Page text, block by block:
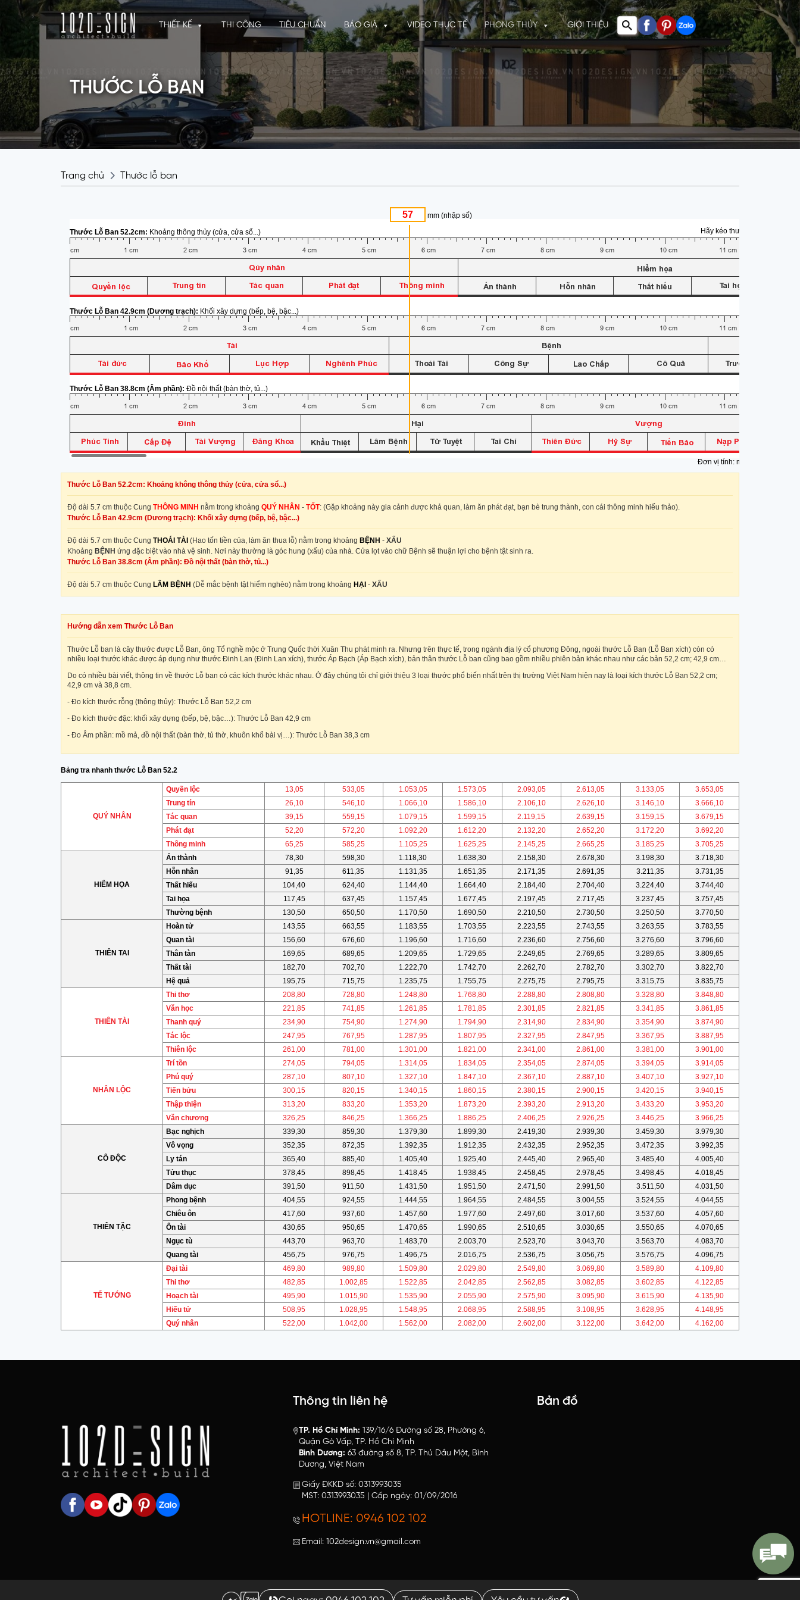
THIẾT KẾ THI CÔNG TIÊU CHUẨN BÁO GIÁ VIDEO THỰC TẾ PHONG THỦY GIỚI THIỆU
THƯỚC LỖ BAN
Trang chủ Thước lỗ ban
mm (nhập số)
Hãy kéo thước
Thước Lỗ Ban 52.2cm: Khoảng thông thủy (cửa, cửa sổ...)
Thước Lỗ Ban 42.9cm (Dương trạch): Khối xây dựng (bếp, bệ, bậc...)
Thước Lỗ Ban 38.8cm (Âm phần): Đồ nội thất (bàn thờ, tủ...)
Đơn vị tính: mm
Thước Lỗ Ban 52.2cm: Khoảng không thông thủy (cửa, cửa sổ...)
Độ dài 5.7 cm thuộc Cung THÔNG MINH nằm trong khoảng QUÝ NHÂN - TỐT: (Gặp khoảng này gia cảnh được khả quan, làm ăn phát đạt, bạn bè trung thành, con cái thông minh hiếu thảo).
Thước Lỗ Ban 42.9cm (Dương trạch): Khối xây dựng (bếp, bệ, bậc...)
Độ dài 5.7 cm thuộc Cung THOÁI TÀI (Hao tốn tiền của, làm ăn thua lỗ) nằm trong khoảng BỆNH - XẤU
Khoảng BỆNH ứng đặc biệt vào nhà vệ sinh. Nơi này thường là góc hung (xấu) của nhà. Cửa lọt vào chữ Bệnh sẽ thuận lợi cho bệnh tật sinh ra.
Thước Lỗ Ban 38.8cm (Âm phần): Đồ nội thất (bàn thờ, tủ...)
Độ dài 5.7 cm thuộc Cung LÂM BỆNH (Dễ mắc bệnh tật hiểm nghèo) nằm trong khoảng HẠI - XẤU
Hướng dẫn xem Thước Lỗ Ban
Thước Lỗ ban là cây thước được Lỗ Ban, ông Tổ nghề mộc ở Trung Quốc thời Xuân Thu phát minh ra. Nhưng trên thực tế, trong ngành địa lý cổ phương Đông, ngoài thước Lỗ Ban (Lỗ Ban xích) còn có
nhiều loại thước khác được áp dụng như thước Đinh Lan (Đinh Lan xích), thước Áp Bạch (Áp Bạch xích), bản thân thước Lỗ ban cũng bao gồm nhiều phiên bản khác nhau như các bản 52,2 cm; 42,9 cm…
Do có nhiều bài viết, thông tin về thước Lỗ ban có các kích thước khác nhau. Ở đây chúng tôi chỉ giới thiệu 3 loại thước phổ biến nhất trên thị trường Việt Nam hiện nay là loại kích thước Lỗ Ban 52,2 cm;
42,9 cm và 38,8 cm.
- Đo kích thước rỗng (thông thủy): Thước Lỗ Ban 52,2 cm
- Đo kích thước đặc: khối xây dựng (bếp, bệ, bậc…): Thước Lỗ Ban 42,9 cm
- Đo Âm phần: mồ mả, đồ nội thất (bàn thờ, tủ thờ, khuôn khổ bài vị…): Thước Lỗ Ban 38,3 cm
Bảng tra nhanh thước Lỗ Ban 52.2
QUÝ NHÂN
Quyền lộc
Trung tín
Tác quan
Phát đạt
Thông minh
HIỂM HỌA
Án thành
Hỗn nhân
Thất hiếu
Tai họa
Thường bệnh
THIÊN TAI
Hoàn tử
Quan tài
Thân tàn
Thất tài
Hệ quả
THIÊN TÀI
Thi thơ
Văn học
Thanh quý
Tác lộc
Thiên lộc
NHÂN LỘC
Trí tồn
Phú quý
Tiến bửu
Thập thiện
Văn chương
CÔ ĐỘC
Bạc nghịch
Vô vọng
Ly tán
Tửu thục
Dâm dục
THIÊN TẶC
Phong bệnh
Chiêu ôn
Ôn tài
Ngục tù
Quang tài
TỂ TƯỚNG
Đại tài
Thi thơ
Hoạch tài
Hiếu tử
Quý nhân
13,05 533,05 1.053,05 1.573,05 2.093,05 2.613,05 3.133,05
3.653,05
26,10
546,10 1.066,10 1.586,10 2.106,10 2.626,10 3.146,10
3.666,10
39,15
559,15 1.079,15 1.599,15 2.119,15 2.639,15 3.159,15
3.679,15
52,20
572,20 1.092,20 1.612,20 2.132,20 2.652,20 3.172,20
3.692,20
65,25
585,25 1.105,25 1.625,25 2.145,25 2.665,25 3.185,25
3.705,25
78,30
598,30 1.118,30 1.638,30 2.158,30 2.678,30 3.198,30
3.718,30
91,35
611,35 1.131,35 1.651,35 2.171,35 2.691,35 3.211,35
3.731,35
104,40
624,40 1.144,40 1.664,40 2.184,40 2.704,40 3.224,40
3.744,40
117,45
637,45 1.157,45 1.677,45 2.197,45 2.717,45 3.237,45
3.757,45
130,50
650,50 1.170,50 1.690,50 2.210,50 2.730,50 3.250,50
3.770,50
143,55
663,55 1.183,55 1.703,55 2.223,55 2.743,55 3.263,55
3.783,55
156,60
676,60 1.196,60 1.716,60 2.236,60 2.756,60 3.276,60
3.796,60
169,65
689,65 1.209,65 1.729,65 2.249,65 2.769,65 3.289,65
3.809,65
182,70
702,70 1.222,70 1.742,70 2.262,70 2.782,70 3.302,70
3.822,70
195,75
715,75 1.235,75 1.755,75 2.275,75 2.795,75 3.315,75
3.835,75
208,80
728,80 1.248,80 1.768,80 2.288,80 2.808,80 3.328,80
3.848,80
221,85
741,85 1.261,85 1.781,85 2.301,85 2.821,85 3.341,85
3.861,85
234,90
754,90 1.274,90 1.794,90 2.314,90 2.834,90 3.354,90
3.874,90
247,95
767,95 1.287,95 1.807,95 2.327,95 2.847,95 3.367,95
3.887,95
261,00
781,00 1.301,00 1.821,00 2.341,00 2.861,00 3.381,00
3.901,00
274,05
794,05 1.314,05 1.834,05 2.354,05 2.874,05 3.394,05
3.914,05
287,10
807,10 1.327,10 1.847,10 2.367,10 2.887,10 3.407,10
3.927,10
300,15
820,15 1.340,15 1.860,15 2.380,15 2.900,15 3.420,15
3.940,15
313,20
833,20 1.353,20 1.873,20 2.393,20 2.913,20 3.433,20
3.953,20
326,25
846,25 1.366,25 1.886,25 2.406,25 2.926,25 3.446,25
3.966,25
339,30
859,30 1.379,30 1.899,30 2.419,30 2.939,30 3.459,30
3.979,30
352,35
872,35 1.392,35 1.912,35 2.432,35 2.952,35 3.472,35
3.992,35
365,40
885,40 1.405,40 1.925,40 2.445,40 2.965,40 3.485,40
4.005,40
378,45
898,45 1.418,45 1.938,45 2.458,45 2.978,45 3.498,45
4.018,45
391,50
911,50 1.431,50 1.951,50 2.471,50 2.991,50 3.511,50
4.031,50
404,55
924,55 1.444,55 1.964,55 2.484,55 3.004,55 3.524,55
4.044,55
417,60
937,60 1.457,60 1.977,60 2.497,60 3.017,60 3.537,60
4.057,60
430,65
950,65 1.470,65 1.990,65 2.510,65 3.030,65 3.550,65
4.070,65
443,70
963,70 1.483,70 2.003,70 2.523,70 3.043,70 3.563,70
4.083,70
456,75
976,75 1.496,75 2.016,75 2.536,75 3.056,75 3.576,75
4.096,75
469,80
989,80 1.509,80 2.029,80 2.549,80 3.069,80 3.589,80
4.109,80
482,85
1.002,85 1.522,85 2.042,85 2.562,85 3.082,85 3.602,85
4.122,85
495,90
1.015,90 1.535,90 2.055,90 2.575,90 3.095,90 3.615,90
4.135,90
508,95
1.028,95 1.548,95 2.068,95 2.588,95 3.108,95 3.628,95
4.148,95
522,00
1.042,00 1.562,00 2.082,00 2.602,00 3.122,00 3.642,00 4.162,00
Thông tin liên hệ
TP. Hồ Chí Minh: 139/16/6 Đường số 28, Phường 6,
Quận Gò Vấp, TP. Hồ Chí Minh
Bình Dương: 63 đường số 8, TP. Thủ Dầu Một, Bình
Dương, Việt Nam
Giấy ĐKKD số: 0313993035
MST: 0313993035 | Cấp ngày: 01/09/2016
HOTLINE: 0946 102 102
Email: 102design.vn@gmail.com
Bản đồ